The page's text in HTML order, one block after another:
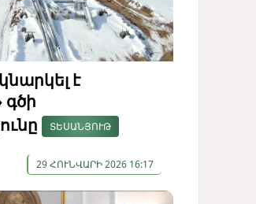
է
գծի
ՏԵՍԱՆՅՈՒԹ
29 ՀՈՒՆՎԱՐԻ 2026 16:17